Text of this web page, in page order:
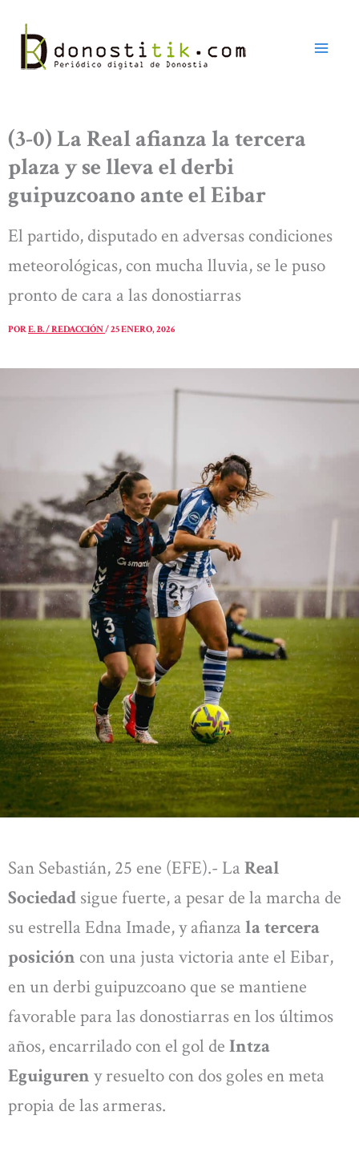
contenido
(3-0) La Real afianza la tercera
plaza y se lleva el derbi
guipuzcoano ante el Eibar
El partido, disputado en adversas condiciones
meteorológicas, con mucha lluvia, se le puso
pronto de cara a las donostiarras
PORE. B. / REDACCIÓN/25 ENERO, 2026
San Sebastián, 25 ene (EFE).- La Real
Sociedad sigue fuerte, a pesar de la marcha de
su estrella Edna Imade, y afianza la tercera
posición con una justa victoria ante el Eibar,
en un derbi guipuzcoano que se mantiene
favorable para las donostiarras en los últimos
años, encarrilado con el gol de Intza
Eguiguren y resuelto con dos goles en meta
propia de las armeras.